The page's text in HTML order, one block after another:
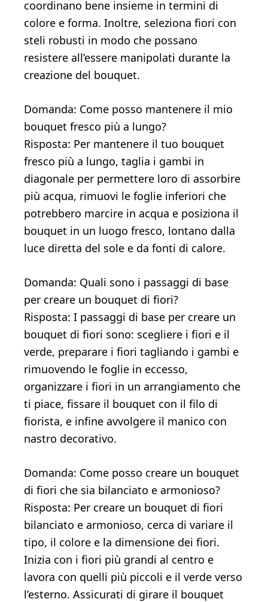
coordinano bene insieme in termini di
colore e forma. Inoltre, seleziona fiori con
steli robusti in modo che possano
resistere all’essere manipolati durante la
creazione del bouquet.
Domanda: Come posso mantenere il mio
bouquet fresco più a lungo?
Risposta: Per mantenere il tuo bouquet
fresco più a lungo, taglia i gambi in
diagonale per permettere loro di assorbire
più acqua, rimuovi le foglie inferiori che
potrebbero marcire in acqua e posiziona il
bouquet in un luogo fresco, lontano dalla
luce diretta del sole e da fonti di calore.
Domanda: Quali sono i passaggi di base
per creare un bouquet di fiori?
Risposta: I passaggi di base per creare un
bouquet di fiori sono: scegliere i fiori e il
verde, preparare i fiori tagliando i gambi e
rimuovendo le foglie in eccesso,
organizzare i fiori in un arrangiamento che
ti piace, fissare il bouquet con il filo di
fiorista, e infine avvolgere il manico con
nastro decorativo.
Domanda: Come posso creare un bouquet
di fiori che sia bilanciato e armonioso?
Risposta: Per creare un bouquet di fiori
bilanciato e armonioso, cerca di variare il
tipo, il colore e la dimensione dei fiori.
Inizia con i fiori più grandi al centro e
lavora con quelli più piccoli e il verde verso
l’esterno. Assicurati di girare il bouquet